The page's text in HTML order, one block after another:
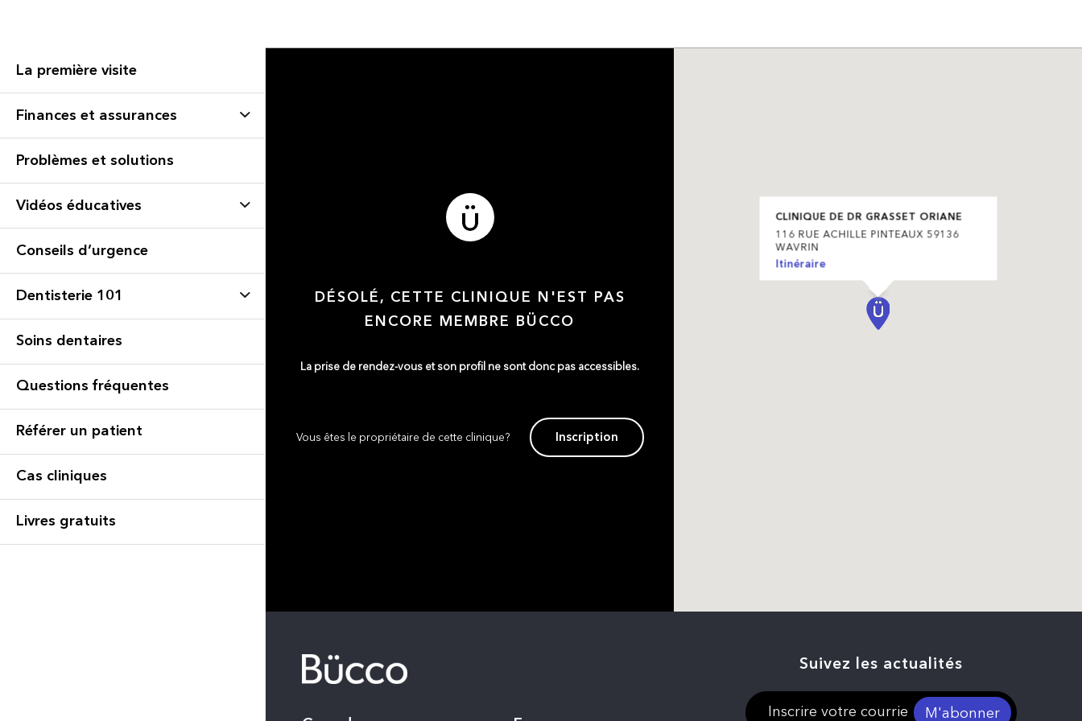
La première visite
Finances et assurances
Problèmes et solutions
Vidéos éducatives
Conseils d’urgence
Dentisterie 101
Soins dentaires
Questions fréquentes
Référer un patient
Cas cliniques
Livres gratuits
DÉSOLÉ, CETTE CLINIQUE N'EST PAS
ENCORE MEMBRE BÜCCO
La prise de rendez-vous et son profil ne sont donc pas accessibles.
Vous êtes le propriétaire de cette clinique? Inscription
CLINIQUE DE DR GRASSET ORIANE
116 RUE ACHILLE PINTEAUX 59136
WAVRIN
Itinéraire
Suivez les actualités
M'abonner